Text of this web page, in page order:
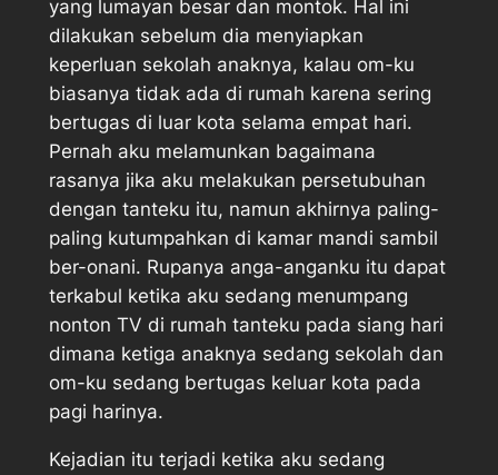
yang lumayan besar dan montok. Hal ini
dilakukan sebelum dia menyiapkan
keperluan sekolah anaknya, kalau om-ku
biasanya tidak ada di rumah karena sering
bertugas di luar kota selama empat hari.
Pernah aku melamunkan bagaimana
rasanya jika aku melakukan persetubuhan
dengan tanteku itu, namun akhirnya paling-
paling kutumpahkan di kamar mandi sambil
ber-onani. Rupanya anga-anganku itu dapat
terkabul ketika aku sedang menumpang
nonton TV di rumah tanteku pada siang hari
dimana ketiga anaknya sedang sekolah dan
om-ku sedang bertugas keluar kota pada
pagi harinya.
Kejadian itu terjadi ketika aku sedang